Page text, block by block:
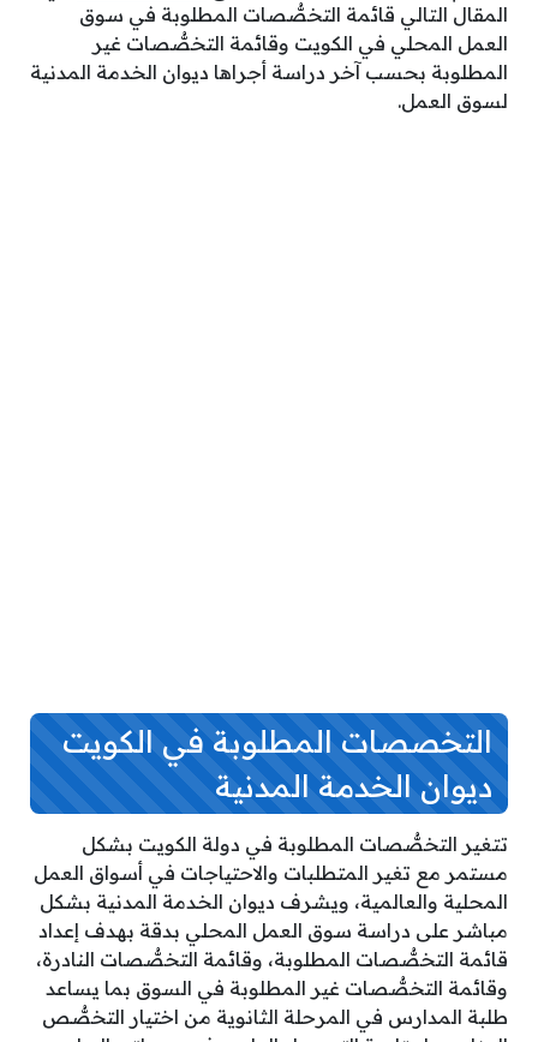
المقال التالي قائمة التخصُّصات المطلوبة في سوق
العمل المحلي في الكويت وقائمة التخصُّصات غير
المطلوبة بحسب آخر دراسة أجراها ديوان الخدمة المدنية
لسوق العمل.
التخصصات المطلوبة في الكويت
ديوان الخدمة المدنية
تتغير التخصُّصات المطلوبة في دولة الكويت بشكل
مستمر مع تغير المتطلبات والاحتياجات في أسواق العمل
المحلية والعالمية، ويشرف ديوان الخدمة المدنية بشكل
مباشر على دراسة سوق العمل المحلي بدقة بهدف إعداد
قائمة التخصُّصات المطلوبة، وقائمة التخصُّصات النادرة،
وقائمة التخصُّصات غير المطلوبة في السوق بما يساعد
طلبة المدارس في المرحلة الثانوية من اختيار التخصُّص